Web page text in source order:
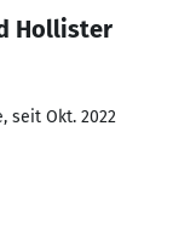
Hollister
seit Okt. 2022